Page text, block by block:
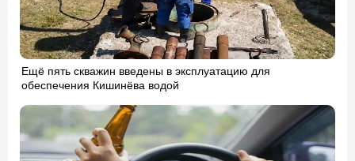
Ещё пять скважин введены в эксплуатацию для
обеспечения Кишинёва водой